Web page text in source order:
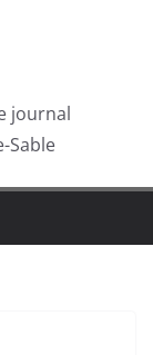
journal
Sable